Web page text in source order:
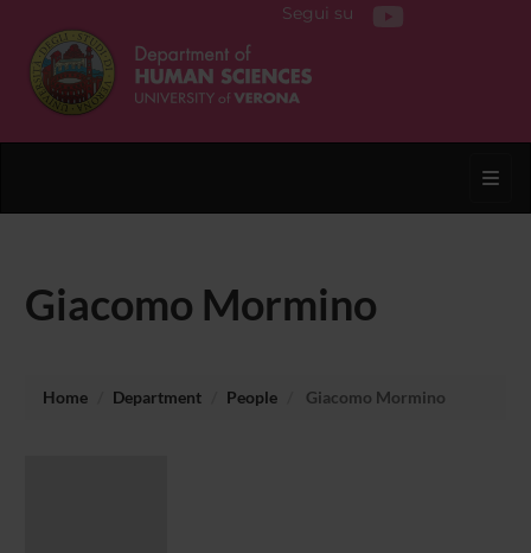
Segui su
Giacomo Mormino
Home Department People Giacomo Mormino